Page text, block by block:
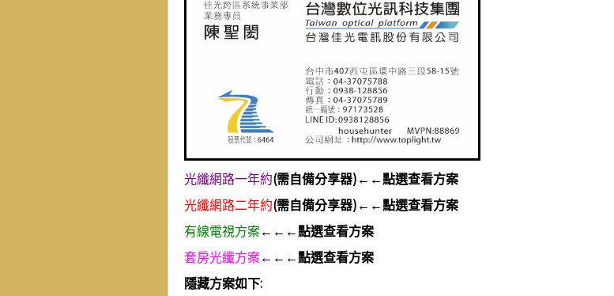
光纖網路一年約(需自備分享器)←←點選查看方案
光纖網路二年約(需自備分享器)←←點選查看方案
有線電視方案←←←點選查看方案
套房光纖方案←←←點選查看方案
隱藏方案如下: